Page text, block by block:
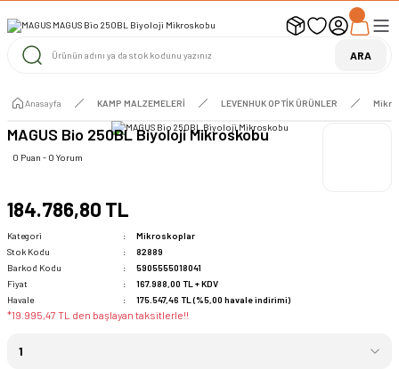
UYARI ! KARGOLAR 13 TEMMUZ 2026 YAPILACAK
1000 TL ve Üzeri Ücretsiz Kargo 1000 TL ve Üzeri Ücretsiz Kargo ARA
Anasayfa KAMP MALZEMELERİ LEVENHUK OPTİK ÜRÜNLER
MAGUS Bio 250BL Biyoloji Mikroskobu
0 Puan - 0 Yorum
184.786,80 TL
Kategori
Mikroskoplar
Stok Kodu
82889
Barkod Kodu
5905555018041
Fiyat
167.988,00 TL + KDV
Havale
175.547,46 TL (%5,00 havale indirimi)
*19.995,47 TL den başlayan taksitlerle!!